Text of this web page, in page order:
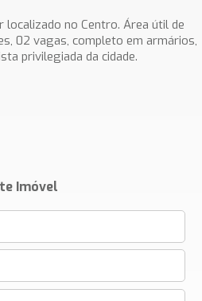
localizado no Centro. Área útil de
02 vagas, completo em armários,
privilegiada da cidade.
Imóvel